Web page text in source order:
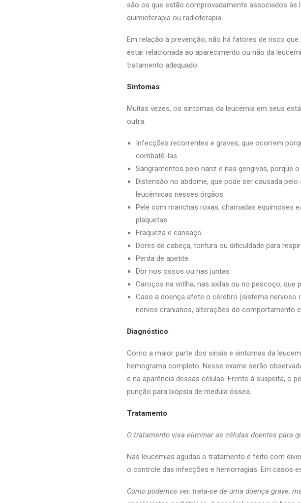
são os que estão comprovadamente associados
quimioterapia ou radioterapia.
Em relação à prevenção, não há fatores de risco
estar relacionada ao aparecimento ou não da
tratamento adequado.
Sintomas:
Muitas vezes, os sintomas da leucemia em seus
outra.
Infecções recorrentes e graves, que ocorrem
combatê-las
Sangramentos pelo nariz e nas gengivas, porque
Distensão no abdome, que pode ser causada
leucêmicas nesses órgãos
Pele com manchas roxas, chamadas equimoses
plaquetas
Fraqueza e cansaço
Dores de cabeça, tontura ou dificuldade para
Perda de apetite
Dor nos ossos ou nas juntas
Caroços na virilha, nas axilas ou no pescoço,
Caso a doença afete o cérebro (sistema nervoso
nervos cranianos, alterações do comportamento
Diagnóstico:
Como a maior parte dos sinais e sintomas da
hemograma completo. Nesse exame serão
e na aparência dessas células. Frente à suspeita, o
punção para biópsia de medula óssea.
Tratamento:
O tratamento visa eliminar as células doentes para
Nas leucemias agudas o tratamento é feito com
o controle das infecções e hemorragias. Em casos
Como podemos ver, trata-se de uma doença grave,